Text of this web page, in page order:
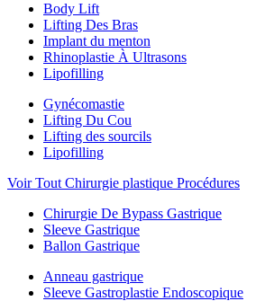
Body Lift
Lifting Des Bras
Implant du menton
Rhinoplastie À Ultrasons
Lipofilling
Gynécomastie
Lifting Du Cou
Lifting des sourcils
Lipofilling
Voir Tout Chirurgie plastique Procédures
Chirurgie De Bypass Gastrique
Sleeve Gastrique
Ballon Gastrique
Anneau gastrique
Sleeve Gastroplastie Endoscopique